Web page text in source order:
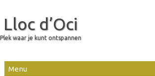
Lloc d’Oci
Plek waar je kunt ontspannen
Skip to